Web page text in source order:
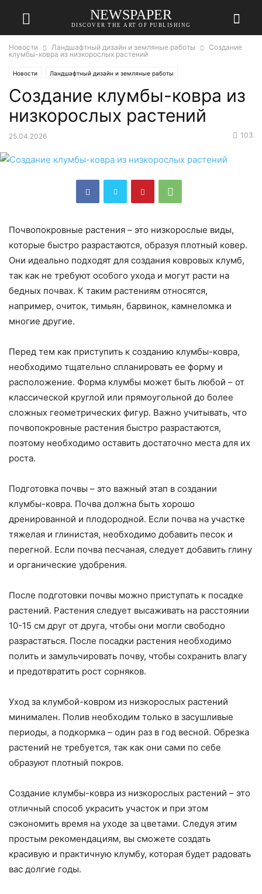
NEWSPAPER
DISCOVER THE ART OF PUBLISHING
Новости Ландшафтный дизайн и земляные работы
Создание
клумбы-ковра из низкорослых растений
Новости Ландшафтный дизайн и земляные работы
Создание клумбы-ковра из
низкорослых растений
25.04.2026 103
Почвопокровные растения – это низкорослые виды,
которые быстро разрастаются, образуя плотный ковер.
Они идеально подходят для создания ковровых клумб,
так как не требуют особого ухода и могут расти на
бедных почвах. К таким растениям относятся,
например, очиток, тимьян, барвинок, камнеломка и
многие другие.
Перед тем как приступить к созданию клумбы-ковра,
необходимо тщательно спланировать ее форму и
расположение. Форма клумбы может быть любой – от
классической круглой или прямоугольной до более
сложных геометрических фигур. Важно учитывать, что
почвопокровные растения быстро разрастаются,
поэтому необходимо оставить достаточно места для их
роста.
Подготовка почвы – это важный этап в создании
клумбы-ковра. Почва должна быть хорошо
дренированной и плодородной. Если почва на участке
тяжелая и глинистая, необходимо добавить песок и
перегной. Если почва песчаная, следует добавить глину
и органические удобрения.
После подготовки почвы можно приступать к посадке
растений. Растения следует высаживать на расстоянии
10-15 см друг от друга, чтобы они могли свободно
разрастаться. После посадки растения необходимо
полить и замульчировать почву, чтобы сохранить влагу
и предотвратить рост сорняков.
Уход за клумбой-ковром из низкорослых растений
минимален. Полив необходим только в засушливые
периоды, а подкормка – один раз в год весной. Обрезка
растений не требуется, так как они сами по себе
образуют плотный покров.
Создание клумбы-ковра из низкорослых растений – это
отличный способ украсить участок и при этом
сэкономить время на уходе за цветами. Следуя этим
простым рекомендациям, вы сможете создать
красивую и практичную клумбу, которая будет радовать
вас долгие годы.